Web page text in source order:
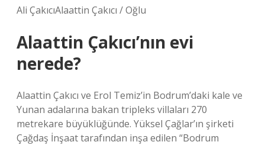
Ali ÇakıcıAlaattin Çakıcı / Oğlu
Alaattin Çakıcı’nın evi
nerede?
Alaattin Çakıcı ve Erol Temiz’in Bodrum’daki kale ve
Yunan adalarına bakan tripleks villaları 270
metrekare büyüklüğünde. Yüksel Çağlar’ın şirketi
Çağdaş İnşaat tarafından inşa edilen “Bodrum